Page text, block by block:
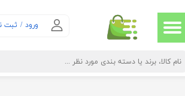
ورود / ثبت
حساب کاربری من